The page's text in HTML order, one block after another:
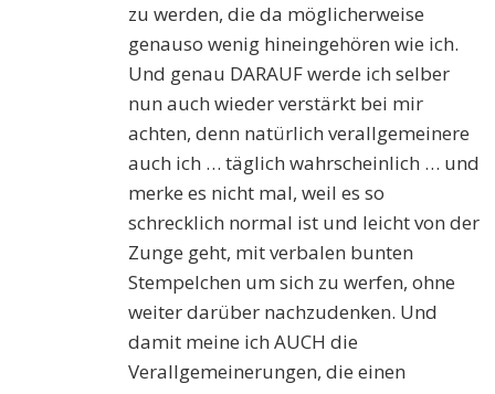
zu werden, die da möglicherweise
genauso wenig hineingehören wie ich.
Und genau DARAUF werde ich selber
nun auch wieder verstärkt bei mir
achten, denn natürlich verallgemeinere
auch ich … täglich wahrscheinlich … und
merke es nicht mal, weil es so
schrecklich normal ist und leicht von der
Zunge geht, mit verbalen bunten
Stempelchen um sich zu werfen, ohne
weiter darüber nachzudenken. Und
damit meine ich AUCH die
Verallgemeinerungen, die einen